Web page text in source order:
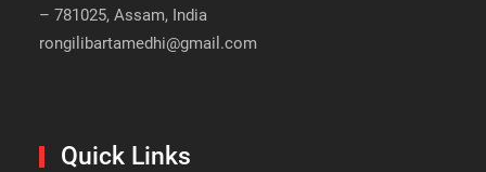
– 781025, Assam, India
rongilibartamedhi@gmail.com
Quick Links